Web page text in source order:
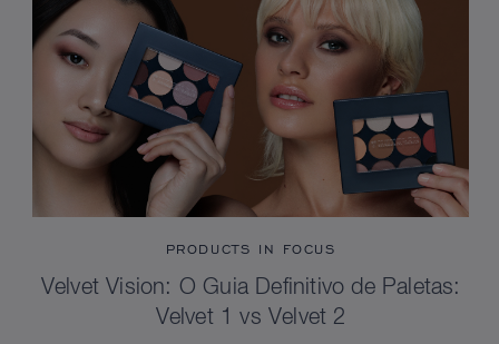
PRODUCTS IN FOCUS
Velvet Vision: O Guia Definitivo de Paletas:
Velvet 1 vs Velvet 2